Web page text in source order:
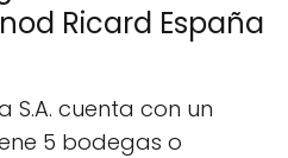
Ricard España
S.A. cuenta con un
5 bodegas o